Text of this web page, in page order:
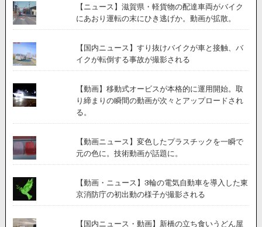
【ニュース】滋賀県・軽貨物の配達車両がバイク
にあおり運転の末にひき逃げか。動画が拡散。
【国内ニュース】すり抜けバイクが車と接触、バ
イクが転倒する事故が撮影される
【動画】移動式オービスが本格的に運用開始。取
り締まりの瞬間の動画が次々とアップロードされ
る。
【動画ニュース】変色したプラスチックを一瞬で
元の色に。技術動画が話題に。
【動画・ニュース】3輪の電気自動車を導入した東
京消防庁の初出動の様子が撮影される
【国内ニュース・動画】新橋の立ち食いうどん屋